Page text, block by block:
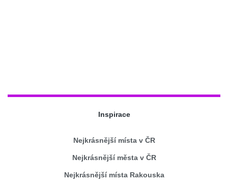
Inspirace
Nejkrásnější místa v ČR
Nejkrásnější města v ČR
Nejkrásnější místa Rakouska